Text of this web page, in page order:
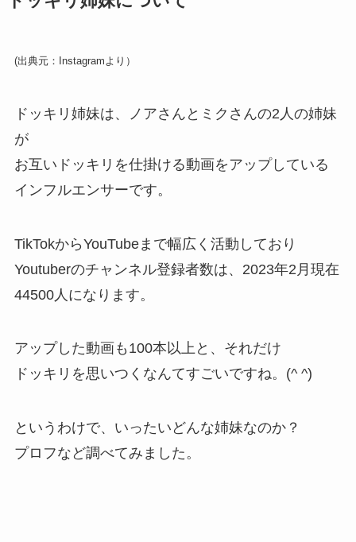
(出典元：Instagramより）
ドッキリ姉妹は、ノアさんとミクさんの2人の姉妹
が
お互いドッキリを仕掛ける動画をアップしている
インフルエンサーです。
TikTokからYouTubeまで幅広く活動しており
Youtuberのチャンネル登録者数は、2023年2月現在
44500人になります。
アップした動画も100本以上と、それだけ
ドッキリを思いつくなんてすごいですね。(^ ^)
というわけで、いったいどんな姉妹なのか？
プロフなど調べてみました。